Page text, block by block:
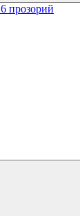
прозорий